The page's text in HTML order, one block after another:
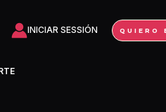
INICIAR SESSIÓN QUIERO